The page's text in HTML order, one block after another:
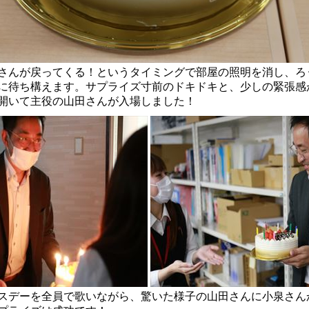
が戻ってくる！というタイミングで部屋の照明を消し、ろ
待ち構えます。サプライズ寸前のドキドキと、少しの緊張
いて主役の山田さんが入場しました！
ーを全員で歌いながら、驚いた様子の山田さんに小泉さん